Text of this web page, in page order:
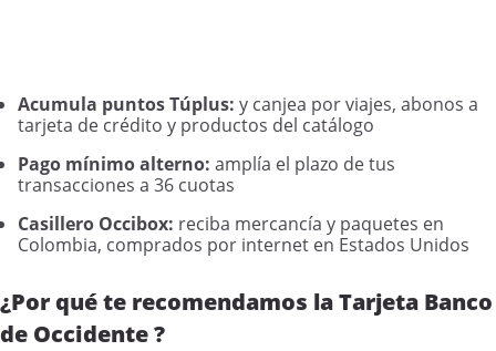
Acumula puntos Túplus: y canjea por viajes, abonos a
tarjeta de crédito y productos del catálogo
Pago mínimo alterno: amplía el plazo de tus
transacciones a 36 cuotas
Casillero Occibox: reciba mercancía y paquetes en
Colombia, comprados por internet en Estados Unidos
¿Por qué te recomendamos la Tarjeta Banco
de Occidente ?